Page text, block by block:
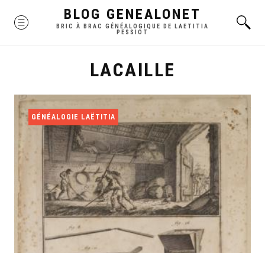
MENU BLOG GENEALONET
BRIC À BRAC GÉNÉALOGIQUE DE LAETITIA
PESSIOT
LACAILLE
GÉNÉALOGIE LAËTITIA